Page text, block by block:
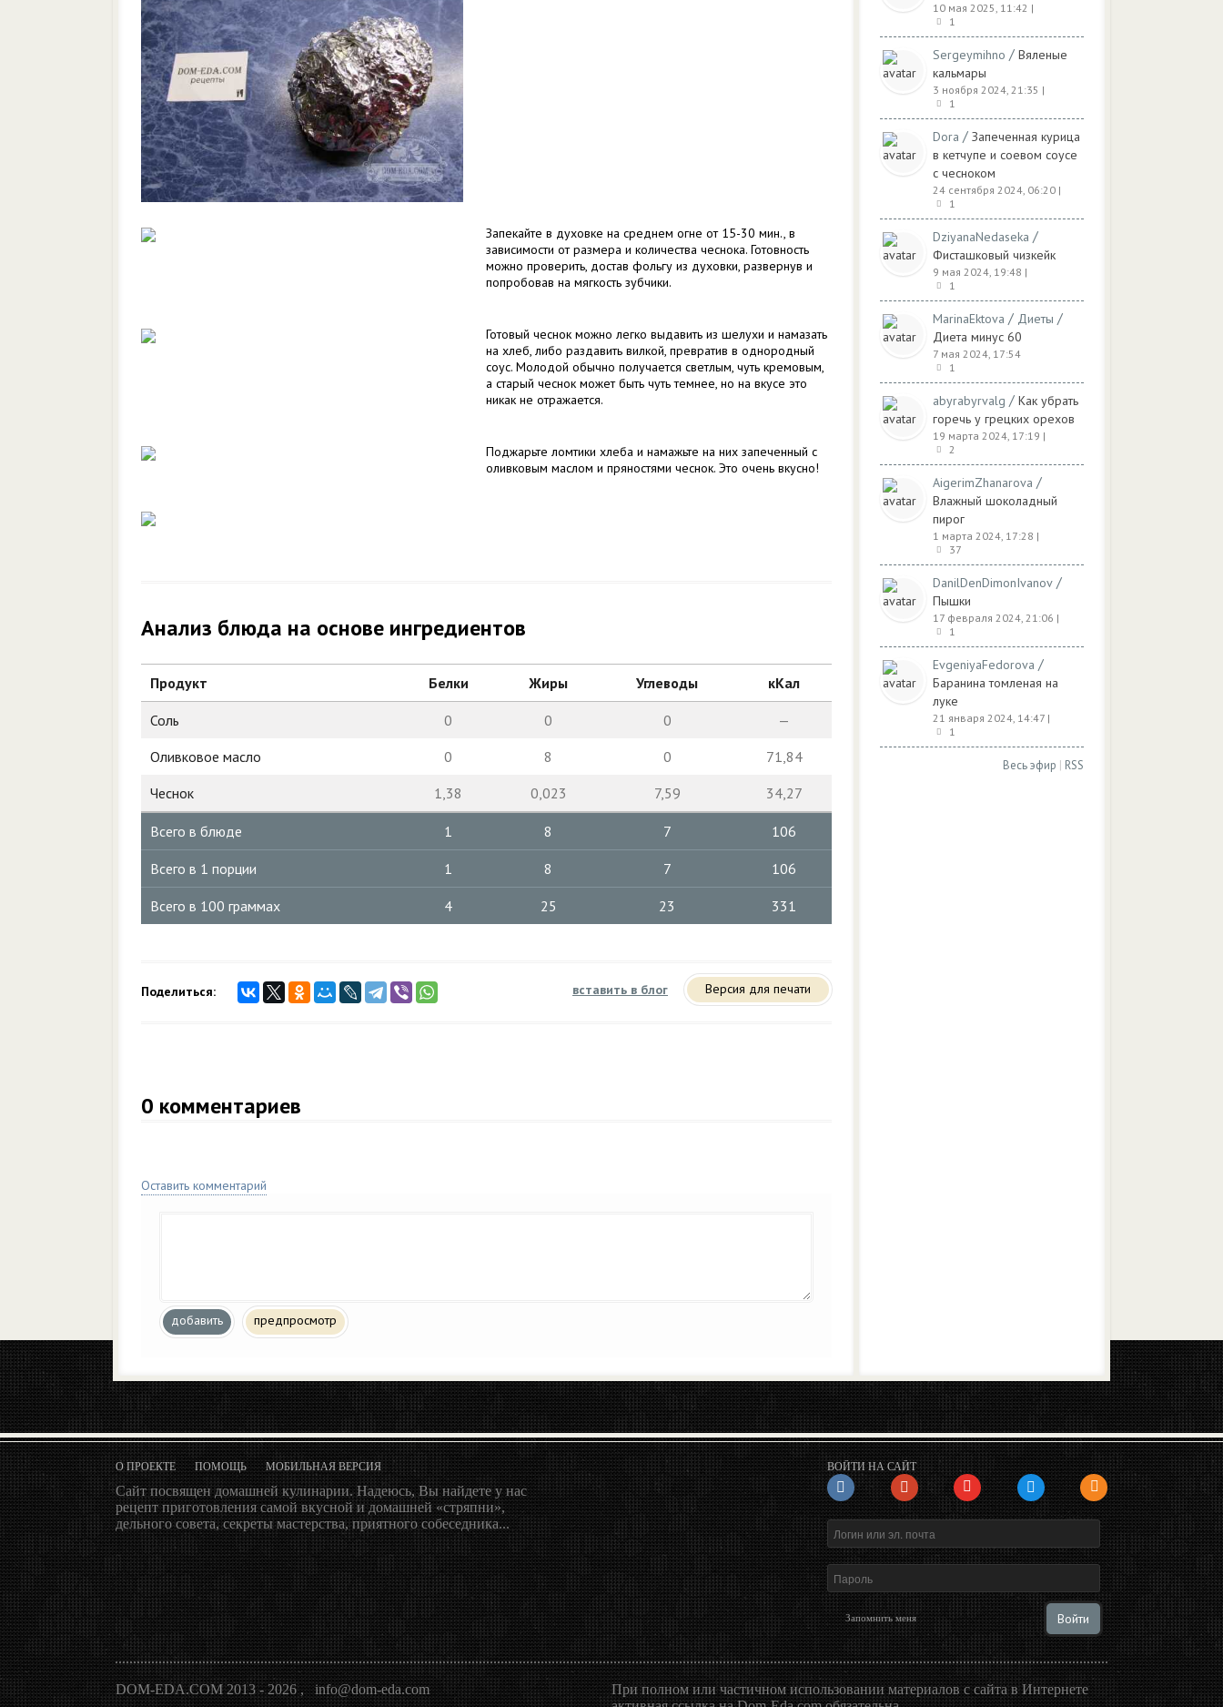
Запекайте в духовке на среднем огне от 15-30 мин., в
зависимости от размера и количества чеснока. Готовность
можно проверить, достав фольгу из духовки, развернув и
попробовав на мягкость зубчики.
Готовый чеснок можно легко выдавить из шелухи и намазать
на хлеб, либо раздавить вилкой, превратив в однородный
соус. Молодой обычно получается светлым, чуть кремовым,
а старый чеснок может быть чуть темнее, но на вкусе это
никак не отражается.
Поджарьте ломтики хлеба и намажьте на них запеченный с
оливковым маслом и пряностями чеснок. Это очень вкусно!
Анализ блюда на основе ингредиентов
Продукт Белки Жиры Углеводы кКал
Соль 0 0 0
—
Оливковое масло
0 8 0
71,84
Чеснок
1,38 0,023 7,59 34,27
Всего в блюде 1 8 7 106
Всего в 1 порции 1 8 7 106
Всего в 100 граммах 4 25 23 331
Поделиться: вставить в блог Версия для печати
0 комментариев
Оставить комментарий
добавить предпросмотр
10 мая 2025, 11:42 |
1
Sergeymihno / Вяленые
кальмары
3 ноября 2024, 21:35 |
1
Dora / Запеченная курица
в кетчупе и соевом соусе
с чесноком
24 сентября 2024, 06:20 |
1
DziyanaNedaseka /
Фисташковый чизкейк
9 мая 2024, 19:48 |
1
MarinaEktova / Диеты /
Диета минус 60
7 мая 2024, 17:54
1
abyrabyrvalg / Как убрать
горечь у грецких орехов
19 марта 2024, 17:19 |
2
AigerimZhanarova /
Влажный шоколадный
пирог
1 марта 2024, 17:28 |
37
DanilDenDimonIvanov /
Пышки
17 февраля 2024, 21:06 |
1
EvgeniyaFedorova /
Баранина томленая на
луке
21 января 2024, 14:47 |
1
Весь эфир | RSS
О ПРОЕКТЕПОМОЩЬ МОБИЛЬНАЯ ВЕРСИЯ
Сайт посвящен домашней кулинарии. Надеюсь, Вы найдете у нас
рецепт приготовления самой вкусной и домашней «стряпни»,
дельного совета, секреты мастерства, приятного собеседника...
ВОЙТИ НА САЙТ
Запомнить меня Войти
DOM-EDA.COM 2013 - 2026,info@dom-eda.com
При полном или частичном использовании материалов с сайта в Интернете